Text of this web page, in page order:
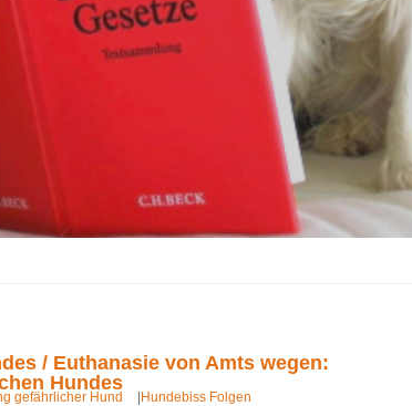
/ Euthanasie von Amts wegen:
Hundes
gefährlicher Hund Hundebiss Folgen